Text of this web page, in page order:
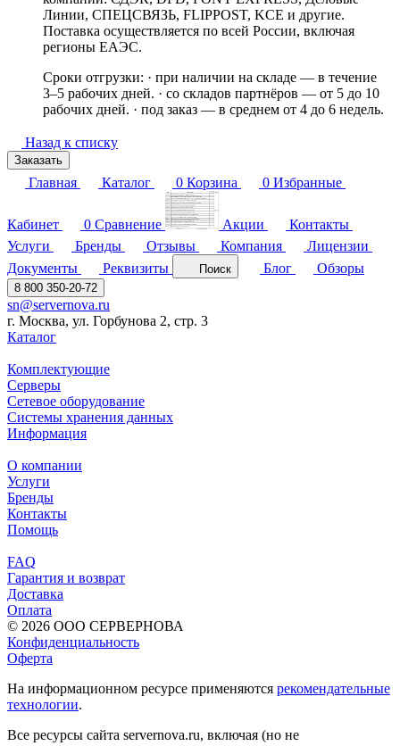
Линии, СПЕЦСВЯЗЬ, FLIPPOST, KCE и другие.
Поставка осуществляется по всей России, включая
регионы ЕАЭС.
Сроки отгрузки: · при наличии на складе — в течение
3–5 рабочих дней. · со складов партнёров — от 5 до 10
рабочих дней. · под заказ — в среднем от 4 до 6 недель.
Назад к списку
Заказать
Главная Каталог 0 Корзина 0 Избранные
Кабинет 0 Сравнение Акции
Контакты
Услуги
Бренды Отзывы Компания
Лицензии
Документы
Реквизиты Поиск Блог Обзоры
8 800 350-20-72
sn@servernova.ru
г. Москва, ул. Горбунова 2, стр. 3
Каталог
Комплектующие
Серверы
Сетевое оборудование
Системы хранения данных
Информация
О компании
Услуги
Бренды
Контакты
Помощь
FAQ
Гарантия и возврат
Доставка
Оплата
© 2026 ООО СЕРВЕРНОВА
Конфиденциальность
Оферта
На информационном ресурсе применяются рекомендательные
технологии.
Все ресурсы сайта servernova.ru, включая (но не